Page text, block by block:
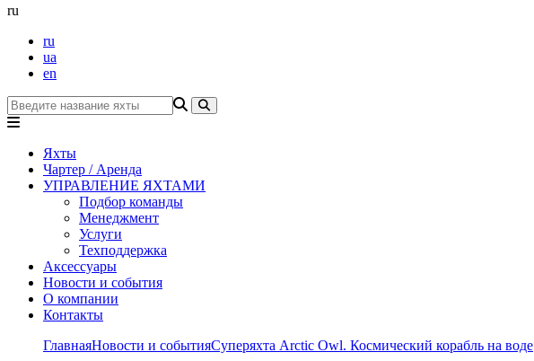
ru
ru
ua
en
Яхты
Чартер / Аренда
УПРАВЛЕНИЕ ЯХТАМИ
Подбор команды
Менеджмент
Услуги
Техподдержка
Аксессуары
Новости и события
О компании
Контакты
ГлавнаяНовости и событияСуперяхта Arctic Owl. Космический корабль на воде